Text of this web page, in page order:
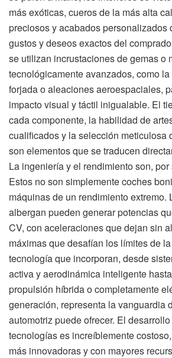
más exóticas, cueros de la más alta
preciosos y acabados personalizados
gustos y deseos exactos del
se utilizan incrustaciones de gemas o
tecnológicamente avanzados, como
forjada o aleaciones aeroespaciales,
impacto visual y táctil inigualable. El
cada componente, la habilidad de
cualificados y la selección meticulosa
son elementos que se traducen
La ingeniería y el rendimiento son,
Estos no son simplemente coches
máquinas de un rendimiento extremo.
albergan pueden generar potencias
CV, con aceleraciones que dejan sin
máximas que desafían los límites de
tecnología que incorporan, desde
activa y aerodinámica inteligente
propulsión híbrida o completamente
generación, representa la vanguardia
automotriz puede ofrecer. El
tecnologías es increíblemente
más innovadoras y con mayores